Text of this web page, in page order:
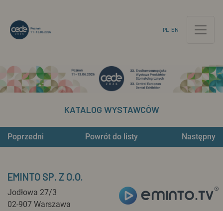
PL EN
KATALOG WYSTAWCÓW
Poprzedni Powrót do listy Następny
EMINTO SP. Z O.O.
Jodłowa 27/3
02-907 Warszawa